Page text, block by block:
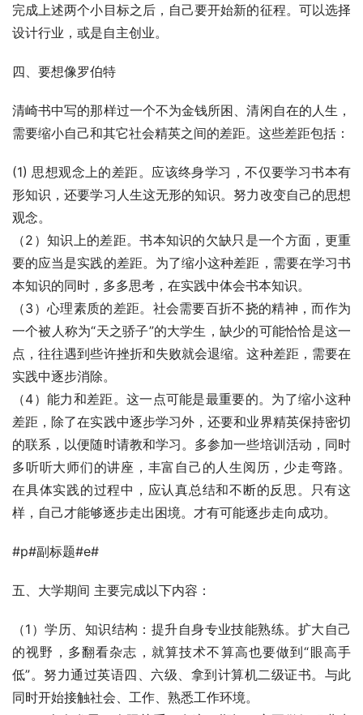
完成上述两个小目标之后，自己要开始新的征程。可以选择
设计行业，或是自主创业。
四、要想像罗伯特
清崎书中写的那样过一个不为金钱所困、清闲自在的人生，
(1) 思想观念上的差距。应该终身学习，不仅要学习书本有
形知识，还要学习人生这无形的知识。努力改变自己的思想
观念。
（2）知识上的差距。书本知识的欠缺只是一个方面，更重
要的应当是实践的差距。为了缩小这种差距，需要在学习书
本知识的同时，多多思考，在实践中体会书本知识。
（3）心理素质的差距。社会需要百折不挠的精神，而作为
一个被人称为“天之骄子”的大学生，缺少的可能恰恰是这一
点，往往遇到些许挫折和失败就会退缩。这种差距，需要在
实践中逐步消除。
（4）能力和差距。这一点可能是最重要的。为了缩小这种
差距，除了在实践中逐步学习外，还要和业界精英保持密切
的联系，以便随时请教和学习。多参加一些培训活动，同时
多听听大师们的讲座，丰富自己的人生阅历，少走弯路。
在具体实践的过程中，应认真总结和不断的反思。只有这
样，自己才能够逐步走出困境。才有可能逐步走向成功。
#p#副标题#e#
五、大学期间 主要完成以下内容：
（1）学历、知识结构：提升自身专业技能熟练。扩大自己
的视野，多翻看杂志，就算技术不算高也要做到“眼高手
低”。努力通过英语四、六级、拿到计算机二级证书。与此
同时开始接触社会、工作、熟悉工作环境。